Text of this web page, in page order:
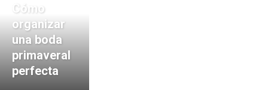
Cómo
organizar
una boda
primaveral
perfecta